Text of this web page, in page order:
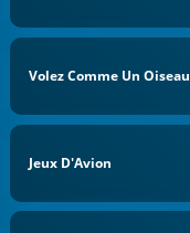
Volez Comme Un Oiseau
Jeux D'Avion